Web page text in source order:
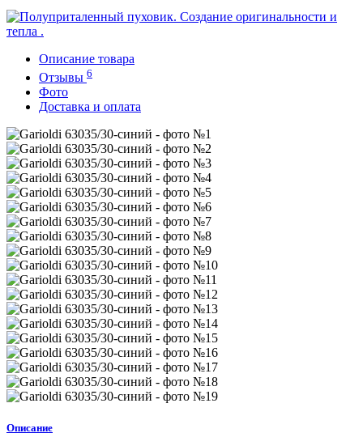
Описание товара
Отзывы 6
Фото
Доставка и оплата
Описание